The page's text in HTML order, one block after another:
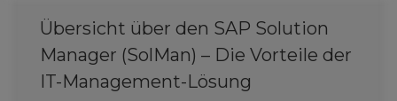
Übersicht über den SAP Solution
Manager (SolMan) – Die Vorteile der
IT-Management-Lösung